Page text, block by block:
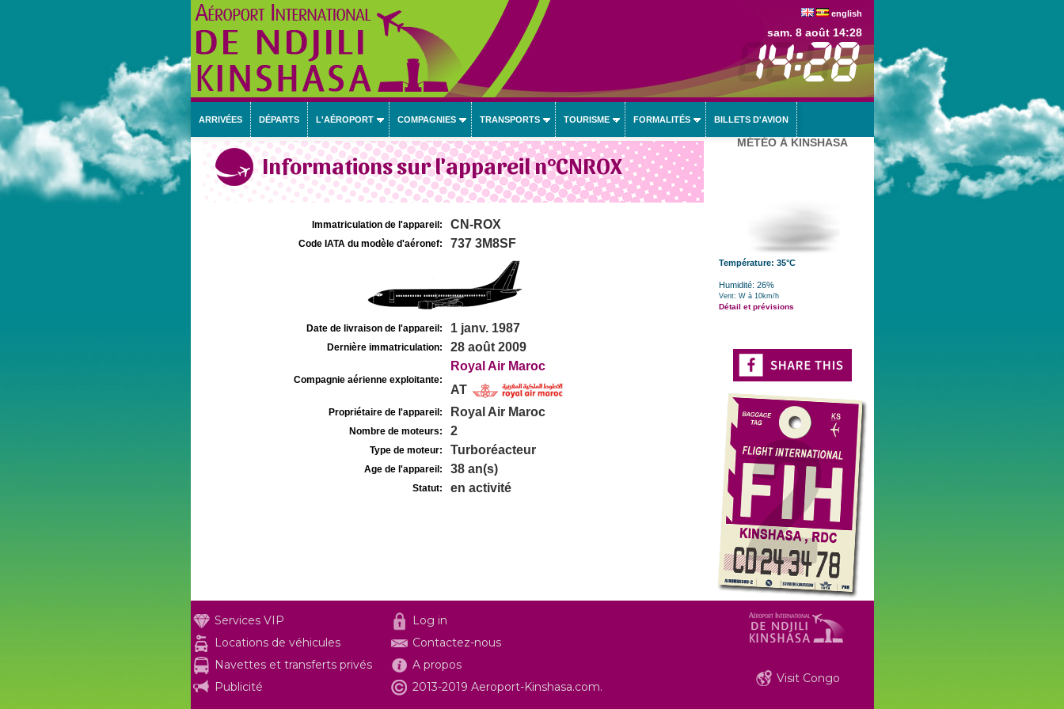
english
sam. 8 août 14:28
ARRIVÉES DÉPARTS L'AÉROPORT COMPAGNIES TRANSPORTS TOURISME FORMALITÉS BILLETS D'AVION
Informations sur l'appareil n°CNROX
Immatriculation de l'appareil: CN-ROX
Code IATA du modèle d'aéronef: 737 3M8SF
Date de livraison de l'appareil: 1 janv. 1987
Dernière immatriculation: 28 août 2009
Compagnie aérienne exploitante:
Royal Air Maroc
AT
Propriétaire de l'appareil: Royal Air Maroc
Nombre de moteurs: 2
Type de moteur: Turboréacteur
Age de l'appareil: 38 an(s)
Statut: en activité
MÉTÉO À KINSHASA
Température: 35°C
Humidité: 26%
Vent: W à 10km/h
Détail et prévisions
Services VIP
Locations de véhicules
Navettes et transferts privés
Publicité
Log in
Contactez-nous
A propos
2013-2019 Aeroport-Kinshasa.com.
Visit Congo